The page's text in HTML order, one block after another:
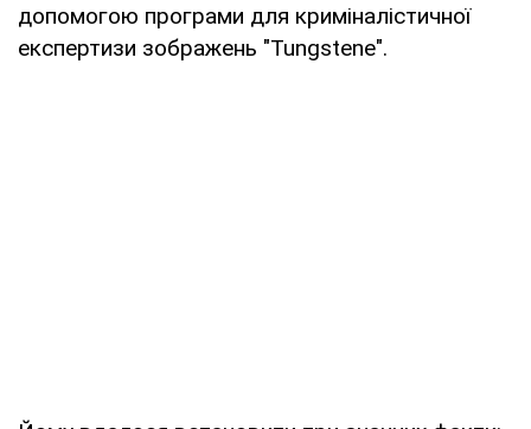
допомогою програми для криміналістичної
експертизи зображень "Tungstene".